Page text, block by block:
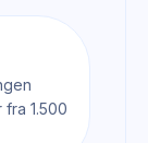
1.500